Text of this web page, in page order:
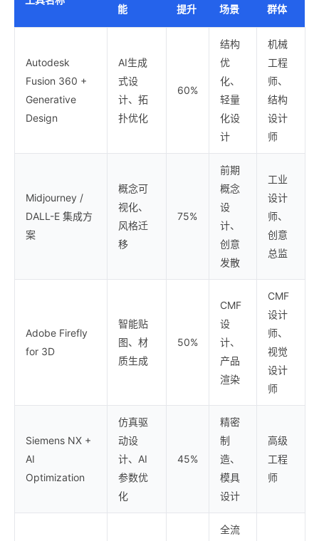
能
提升
场景
群体
Autodesk
Fusion 360 +
Generative
Design
AI生成
式设
计、拓
扑优化
60%
结构
优
化、
轻量
化设
计
机械
工程
师、
结构
设计
师
Midjourney /
DALL-E 集成方
案
概念可
视化、
风格迁
移
75%
前期
概念
设
计、
创意
发散
工业
设计
师、
创意
总监
Adobe Firefly
for 3D
智能贴
图、材
质生成
50%
CMF
设
计、
产品
渲染
CMF
设计
师、
视觉
设计
师
Siemens NX +
AI
Optimization
仿真驱
动设
计、AI
参数优
化
45%
精密
制
造、
模具
设计
高级
工程
师
全流